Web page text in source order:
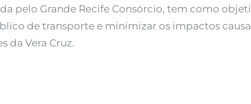
pelo Grande Recife Consórcio, tem como
de transporte e minimizar os impactos
da Vera Cruz.